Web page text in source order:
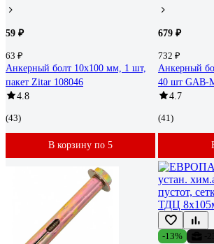
59 ₽
63 ₽
Анкерный болт 10x100 мм, 1 шт,
пакет Zitar 108046
4.8
(43)
В корзину по 5
679 ₽
732 ₽
Анкерный
40 шт GAB-
4.7
(41)
-13%